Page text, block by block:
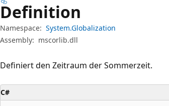
Definition
Namespace: System.Globalization
Assembly: mscorlib.dll
Definiert den Zeitraum der Sommerzeit.
C#